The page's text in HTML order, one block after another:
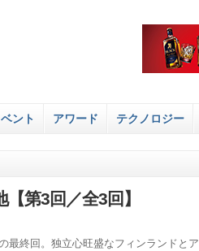
ント アワード テクノロジー
第3回／全3回】
最終回。独立心旺盛なフィンランドとア